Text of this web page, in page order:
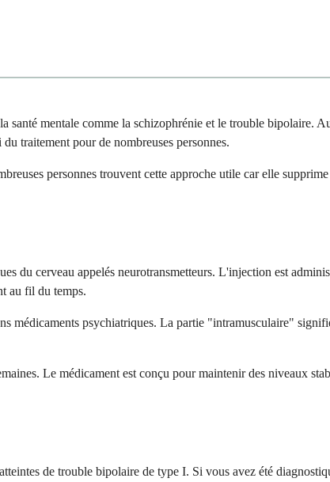
mentale comme la schizophrénie et le trouble bipolaire.
traitement pour de nombreuses personnes.
personnes trouvent cette approche utile car elle
du cerveau appelés neurotransmetteurs. L'injection est
au fil du temps.
médicaments psychiatriques. La partie "intramusculaire"
Le médicament est conçu pour maintenir des niveaux
de trouble bipolaire de type I. Si vous avez été